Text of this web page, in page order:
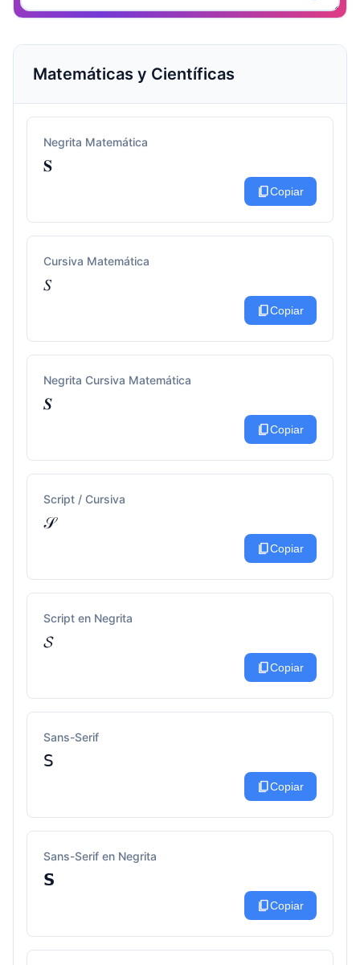
Matemáticas y Científicas
Negrita Matemática
𝐒
content_copyCopiar
Cursiva Matemática
𝑆
content_copyCopiar
Negrita Cursiva Matemática
𝑺
content_copyCopiar
Script / Cursiva
𝒮
content_copyCopiar
Script en Negrita
𝓢
content_copyCopiar
Sans-Serif
𝖲
content_copyCopiar
Sans-Serif en Negrita
𝗦
content_copyCopiar